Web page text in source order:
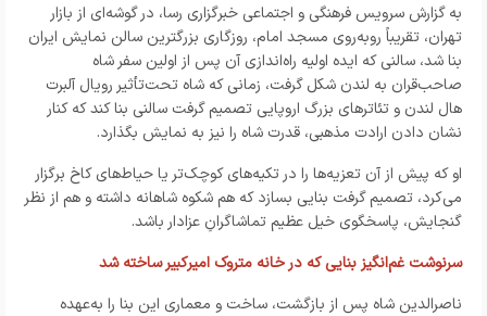
به گزارش سرویس فرهنگی و اجتماعی خبرگزاری رسا، در گوشه‌ای از بازار
تهران، تقریباً روبه‌روی مسجد امام، روزگاری بزرگترین سالن نمایش ایران
بنا شد، سالنی که ایده اولیه راه‌اندازی آن پس از اولین سفر شاه
صاحب‌قران به لندن شکل گرفت، زمانی که شاه تحت‌تأثیر رویال آلبرت
هال لندن و تئاترهای بزرگ اروپایی تصمیم گرفت سالنی بنا کند که کنار
نشان دادن ارادت مذهبی، قدرت شاه را نیز به نمایش بگذارد.
او که پیش از آن تعزیه‌ها را در تکیه‌های کوچک‌تر یا حیاط‌های کاخ برگزار
می‌کرد، تصمیم گرفت بنایی بسازد که هم شکوه شاهانه داشته و هم از نظر
گنجایش، پاسخگوی خیل عظیم تماشاگرانِ عزادار باشد.
سرنوشت غم‌انگیز بنایی که در خانه متروک امیرکبیر ساخته شد
ناصرالدین شاه پس از بازگشت، ساخت و معماری این بنا را به‌عهده